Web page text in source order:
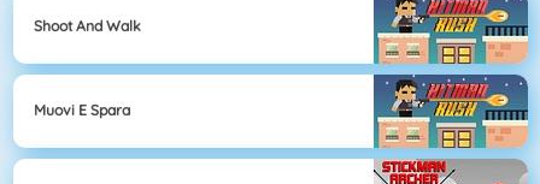
Shoot And Walk
Muovi E Spara